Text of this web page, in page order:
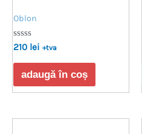
Oblon
Evaluat
0
din
210 lei +tva
adaugă în coș